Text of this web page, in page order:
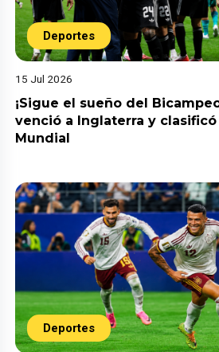
Deportes
15 Jul 2026
¡Sigue el sueño del
venció a Inglaterra y clasificó
Mundial
Deportes